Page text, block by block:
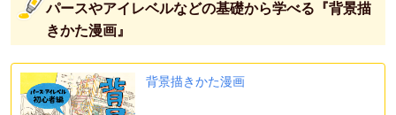
パースやアイレベルなどの基礎から学べる『背景描
きかた漫画』
背景描きかた漫画